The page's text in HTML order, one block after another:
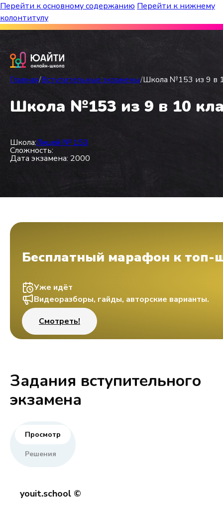
Перейти к основному содержанию Перейти к нижнему
колонтитулу
Бесплатный марафон к топ-школам!
Главная/Вступительные экзамены/Школа №153 из 9 в
Школа №153 из 9 в 10
Школа:Лицей № 153
Сложность:
Дата экзамена: 2000
Бесплатный марафон к топ-
Уже идёт
Видеоразборы, гайды, авторские варианты.
Смотреть!
Задания вступительного
экзамена
Просмотр
Решения
youit.school ©